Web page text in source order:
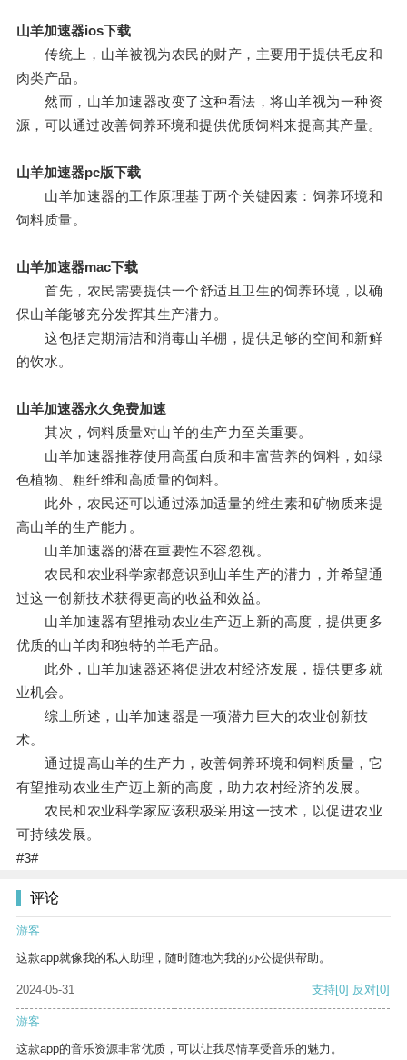
山羊加速器ios下载
传统上，山羊被视为农民的财产，主要用于提供毛皮和
肉类产品。
然而，山羊加速器改变了这种看法，将山羊视为一种资
源，可以通过改善饲养环境和提供优质饲料来提高其产量。
山羊加速器pc版下载
山羊加速器的工作原理基于两个关键因素：饲养环境和
饲料质量。
山羊加速器mac下载
首先，农民需要提供一个舒适且卫生的饲养环境，以确
保山羊能够充分发挥其生产潜力。
这包括定期清洁和消毒山羊棚，提供足够的空间和新鲜
的饮水。
山羊加速器永久免费加速
其次，饲料质量对山羊的生产力至关重要。
山羊加速器推荐使用高蛋白质和丰富营养的饲料，如绿
色植物、粗纤维和高质量的饲料。
此外，农民还可以通过添加适量的维生素和矿物质来提
高山羊的生产能力。
山羊加速器的潜在重要性不容忽视。
农民和农业科学家都意识到山羊生产的潜力，并希望通
过这一创新技术获得更高的收益和效益。
山羊加速器有望推动农业生产迈上新的高度，提供更多
优质的山羊肉和独特的羊毛产品。
此外，山羊加速器还将促进农村经济发展，提供更多就
业机会。
综上所述，山羊加速器是一项潜力巨大的农业创新技
术。
通过提高山羊的生产力，改善饲养环境和饲料质量，它
有望推动农业生产迈上新的高度，助力农村经济的发展。
农民和农业科学家应该积极采用这一技术，以促进农业
可持续发展。
#3#
评论
游客
这款app就像我的私人助理，随时随地为我的办公提供帮助。
2024-05-31 支持[0] 反对[0]
游客
这款app的音乐资源非常优质，可以让我尽情享受音乐的魅力。